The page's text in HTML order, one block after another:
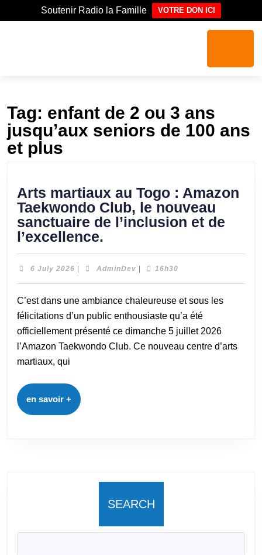
Soutenir Radio la Famille VOTRE DON ICI
Tag: enfant de 2 ou 3 ans
jusqu’aux seniors de 100 ans
et plus
Arts martiaux au Togo : Amazon
Taekwondo Club, le nouveau
sanctuaire de l’inclusion et de
l’excellence.
6 July 2026 AdminDev 16h30
C’est dans une ambiance chaleureuse et sous les
félicitations d’un public enthousiaste qu’a été
officiellement présenté ce dimanche 5 juillet 2026
l’Amazon Taekwondo Club. Ce nouveau centre d’arts
martiaux, qui
en savoir +
SEARCH